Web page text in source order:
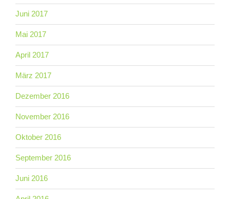
Juni 2017
Mai 2017
April 2017
März 2017
Dezember 2016
November 2016
Oktober 2016
September 2016
Juni 2016